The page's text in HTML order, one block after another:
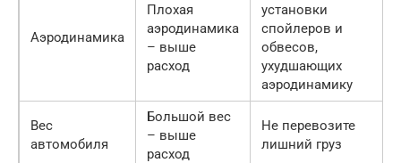
Аэродинамика
Плохая
аэродинамика
– выше
расход
установки
спойлеров и
обвесов,
ухудшающих
аэродинамику
Вес
автомобиля
Большой вес
– выше
расход
Не перевозите
лишний груз